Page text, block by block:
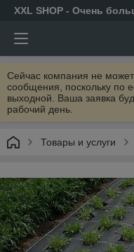
XXL SHOP - Очень
Сейчас компания не
сообщения, поскольку по
выходной. Ваша заявка
рабочий день.
Товары и услуги